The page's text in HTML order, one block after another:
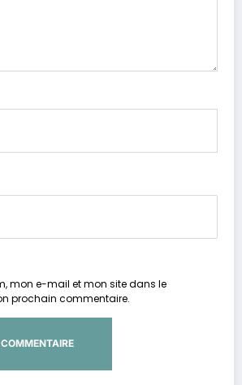
mon e-mail et mon site dans le
prochain commentaire.